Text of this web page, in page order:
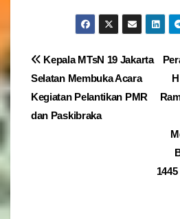
Navigasi
pos
Kepala MTsN 19 Jakarta
Selatan Membuka Acara
Kegiatan Pelantikan PMR
dan Paskibraka